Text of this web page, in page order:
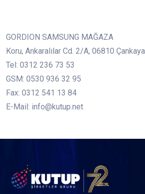
GORDION SAMSUNG MAĞAZA
Koru, Ankaralılar Cd. 2/A, 06810
Tel: 0312 236 73 53
GSM: 0530 936 32 95
Fax: 0312 541 13 84
E-Mail: info@kutup.net